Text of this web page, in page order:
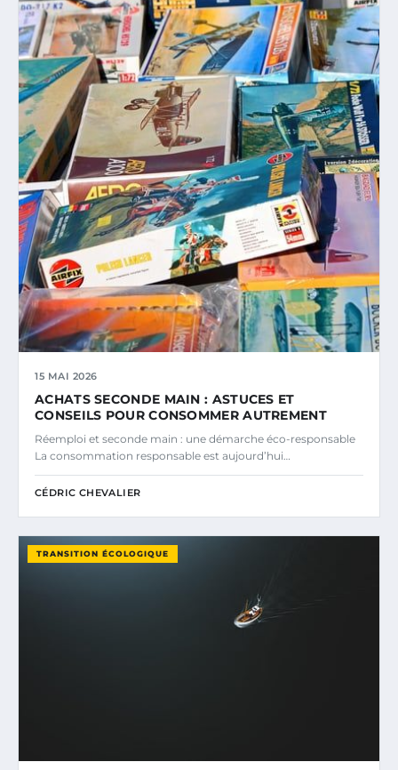
15 MAI 2026
ACHATS SECONDE MAIN : ASTUCES ET
CONSEILS POUR CONSOMMER AUTREMENT
Réemploi et seconde main : une démarche éco-responsable
La consommation responsable est aujourd’hui…
CÉDRIC CHEVALIER
TRANSITION ÉCOLOGIQUE